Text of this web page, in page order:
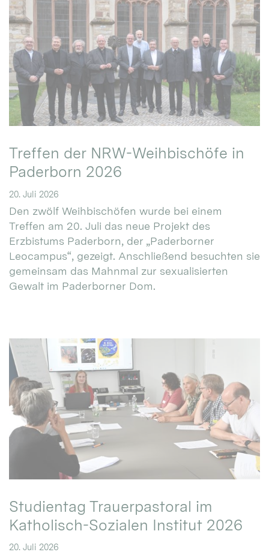
Treffen der NRW-Weihbischöfe in
Paderborn 2026
20. Juli 2026
Den zwölf Weihbischöfen wurde bei einem
Treffen am 20. Juli das neue Projekt des
Erzbistums Paderborn, der „Paderborner
Leocampus“, gezeigt. Anschließend besuchten sie
gemeinsam das Mahnmal zur sexualisierten
Gewalt im Paderborner Dom.
Studientag Trauerpastoral im
Katholisch-Sozialen Institut 2026
20. Juli 2026